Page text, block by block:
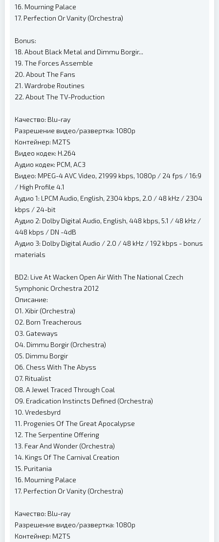
16. Mourning Palace
17. Perfection Or Vanity (Orchestra)
Bonus:
18. About Black Metal and Dimmu Borgir...
19. The Forces Assemble
20. About The Fans
21. Wardrobe Routines
22. About The TV-Production
Качество: Blu-ray
Разрешение видео/развертка: 1080p
Контейнер: M2TS
Видео кодек: H.264
Аудио кодек: PCM, AC3
Видео: MPEG-4 AVC Video, 21999 kbps, 1080p / 24 fps / 16:9
/ High Profile 4.1
Аудио 1: LPCM Audio, English, 2304 kbps, 2.0 / 48 kHz / 2304
kbps / 24-bit
Аудио 2: Dolby Digital Audio, English, 448 kbps, 5.1 / 48 kHz /
448 kbps / DN -4dB
Аудио 3: Dolby Digital Audio / 2.0 / 48 kHz / 192 kbps - bonus
materials
BD2: Live At Wacken Open Air With The National Czech
Symphonic Orchestra 2012
Описание:
01. Xibir (Orchestra)
02. Born Treacherous
03. Gateways
04. Dimmu Borgir (Orchestra)
05. Dimmu Borgir
06. Chess With The Abyss
07. Ritualist
08. A Jewel Traced Through Coal
09. Eradication Instincts Defined (Orchestra)
10. Vredesbyrd
11. Progenies Of The Great Apocalypse
12. The Serpentine Offering
13. Fear And Wonder (Orchestra)
14. Kings Of The Carnival Creation
15. Puritania
16. Mourning Palace
17. Perfection Or Vanity (Orchestra)
Качество: Blu-ray
Разрешение видео/развертка: 1080p
Контейнер: M2TS